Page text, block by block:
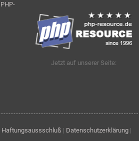
Jetzt auf unserer Seite:
Haftungsaussschluß | Datenschutzerklärung |